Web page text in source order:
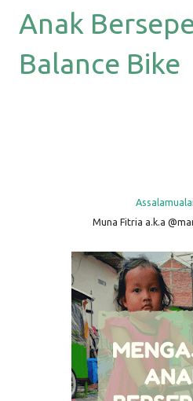
Anak
Balance Bike
Muna Fitria a.k.a